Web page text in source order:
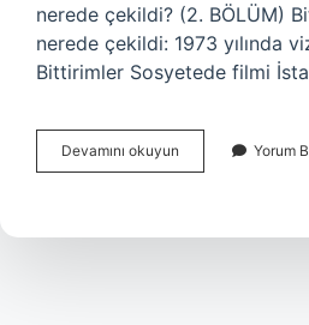
nerede çekildi? (2. BÖLÜM)
nerede çekildi: 1973 yılında
Bittirimler Sosyetede filmi
Devamını okuyun
Kardeşler
Çekildi
Yorum